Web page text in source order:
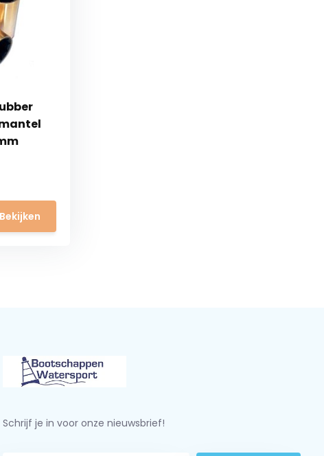
Bekijken
Schrijf je in voor onze nieuwsbrief!